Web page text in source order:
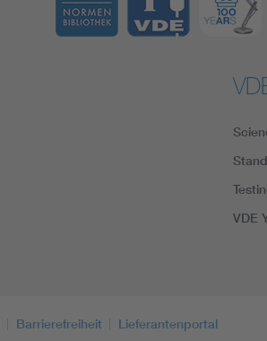
VDE
Barrierefreiheit Lieferantenportal